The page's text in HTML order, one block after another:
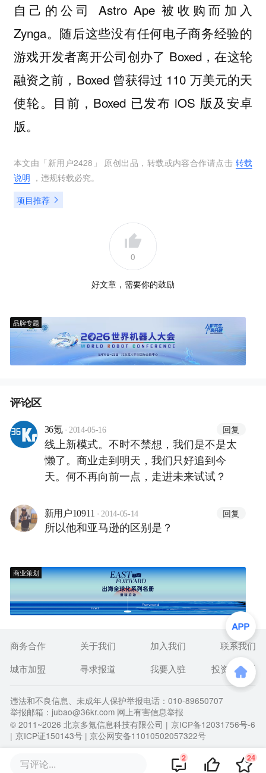
自己的公司 Astro Ape 被收购而加入
Zynga。随后这些没有任何电子商务经验的
游戏开发者离开公司创办了 Boxed，在这轮
融资之前，Boxed 曾获得过 110 万美元的天
使轮。目前，Boxed 已发布 iOS 版及安卓
版。
本文由「 新用户2428 」 原创出品，转载或内容合作请点击 转载
说明 ，违规转载必究。
项目推荐
0
好文章，需要你的鼓励
品牌专题
评论区
36氪 · 2014-05-16 回复
线上新模式。不时不禁想，我们是不是太
懒了。商业走到明天，我们只好追到今
天。何不再向前一点，走进未来试试？
新用户10911 · 2014-05-14 回复
所以他和亚马逊的区别是？
商业策划
写评论... 2 24
商务合作 关于我们 加入我们
联系我们
城市加盟
寻求报道 我要入驻 投资者关系
违法和不良信息、未成年人保护举报电话：010-89650707
举报邮箱：jubao@36kr.com 网上有害信息举报
© 2011~2026 北京多氪信息科技有限公司 | 京ICP备12031756号-6
| 京ICP证150143号 | 京公网安备11010502057322号